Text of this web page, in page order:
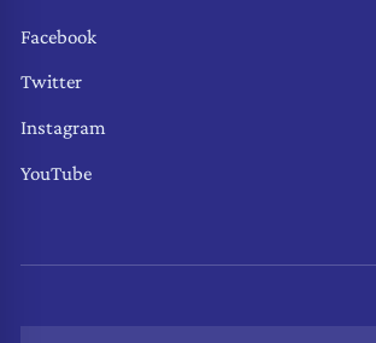
Facebook
Twitter
Instagram
YouTube